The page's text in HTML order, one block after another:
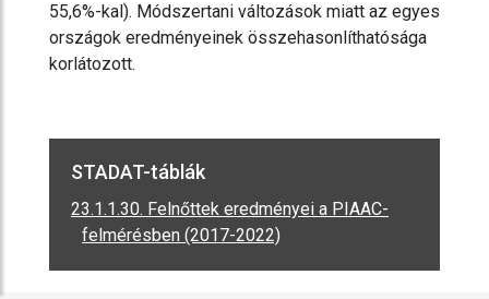
55,6%-kal). Módszertani változások miatt az egyes
országok eredményeinek összehasonlíthatósága
korlátozott.
STADAT-táblák
23.1.1.30. Felnőttek eredményei a PIAAC-
felmérésben (2017-2022)